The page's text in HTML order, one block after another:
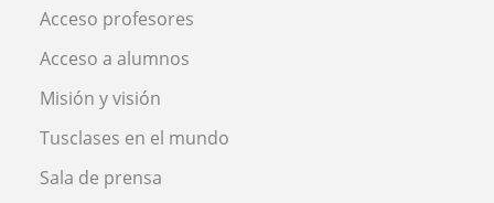
Acceso profesores
Acceso a alumnos
Misión y visión
Tusclases en el mundo
Sala de prensa